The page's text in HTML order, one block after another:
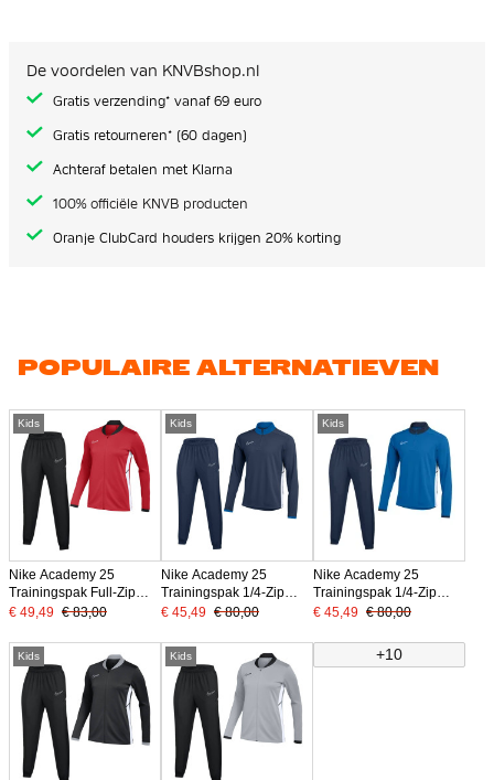
De voordelen van KNVBshop.nl
Gratis verzending* vanaf 69 euro
Gratis retourneren* (60 dagen)
Achteraf betalen met Klarna
100% officiële KNVB producten
Oranje ClubCard houders krijgen 20% korting
POPULAIRE ALTERNATIEVEN
Kids
Nike Academy 25
Trainingspak Full-Zip
Kids Rood Zwart Wit
€ 49,49 € 83,00
Kids
Nike Academy 25
Trainingspak 1/4-Zip
Kids Donkerblauw Blauw
€ 45,49 € 80,00
Kids
Nike Academy 25
Trainingspak 1/4-Zip
Kids Blauw Donkerblauw
€ 45,49 € 80,00
Kids Kids +10